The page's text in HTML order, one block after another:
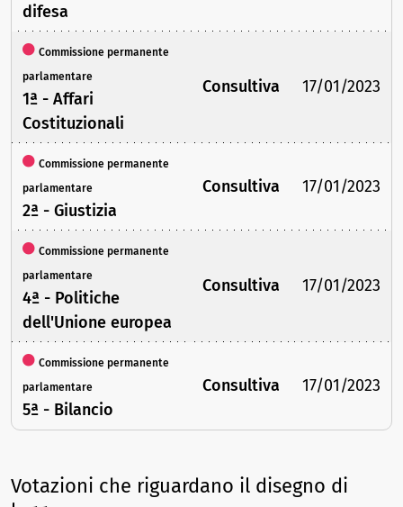
difesa
Commissione permanente
parlamentare
1ª - Affari
Costituzionali
Consultiva 17/01/2023
Commissione permanente
parlamentare
2ª - Giustizia
Consultiva 17/01/2023
Commissione permanente
parlamentare
4ª - Politiche
dell'Unione europea
Consultiva 17/01/2023
Commissione permanente
parlamentare
5ª - Bilancio
Consultiva 17/01/2023
Votazioni che riguardano il disegno di